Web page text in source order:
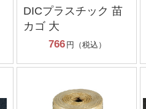
DICプラスチック 苗
カゴ 大
766 円（税込）